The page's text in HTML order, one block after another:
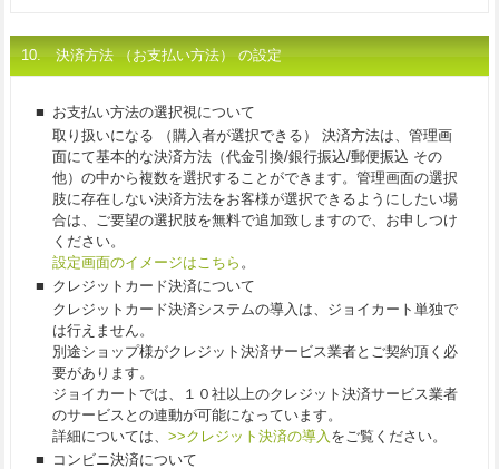
10. 決済方法 （お支払い方法） の設定
■ お支払い方法の選択視について
取り扱いになる （購入者が選択できる） 決済方法は、管理画
面にて基本的な決済方法（代金引換/銀行振込/郵便振込 その
他）の中から複数を選択することができます。管理画面の選択
肢に存在しない決済方法をお客様が選択できるようにしたい場
合は、ご要望の選択肢を無料で追加致しますので、お申しつけ
ください。
設定画面のイメージはこちら 。
■ クレジットカード決済について
クレジットカード決済システムの導入は、ジョイカート単独で
は行えません。
別途ショップ様がクレジット決済サービス業者とご契約頂く必
要があります。
ジョイカートでは、１０社以上のクレジット決済サービス業者
のサービスとの連動が可能になっています。
詳細については、 >>クレジット決済の導入 をご覧ください。
■
コンビニ決済について